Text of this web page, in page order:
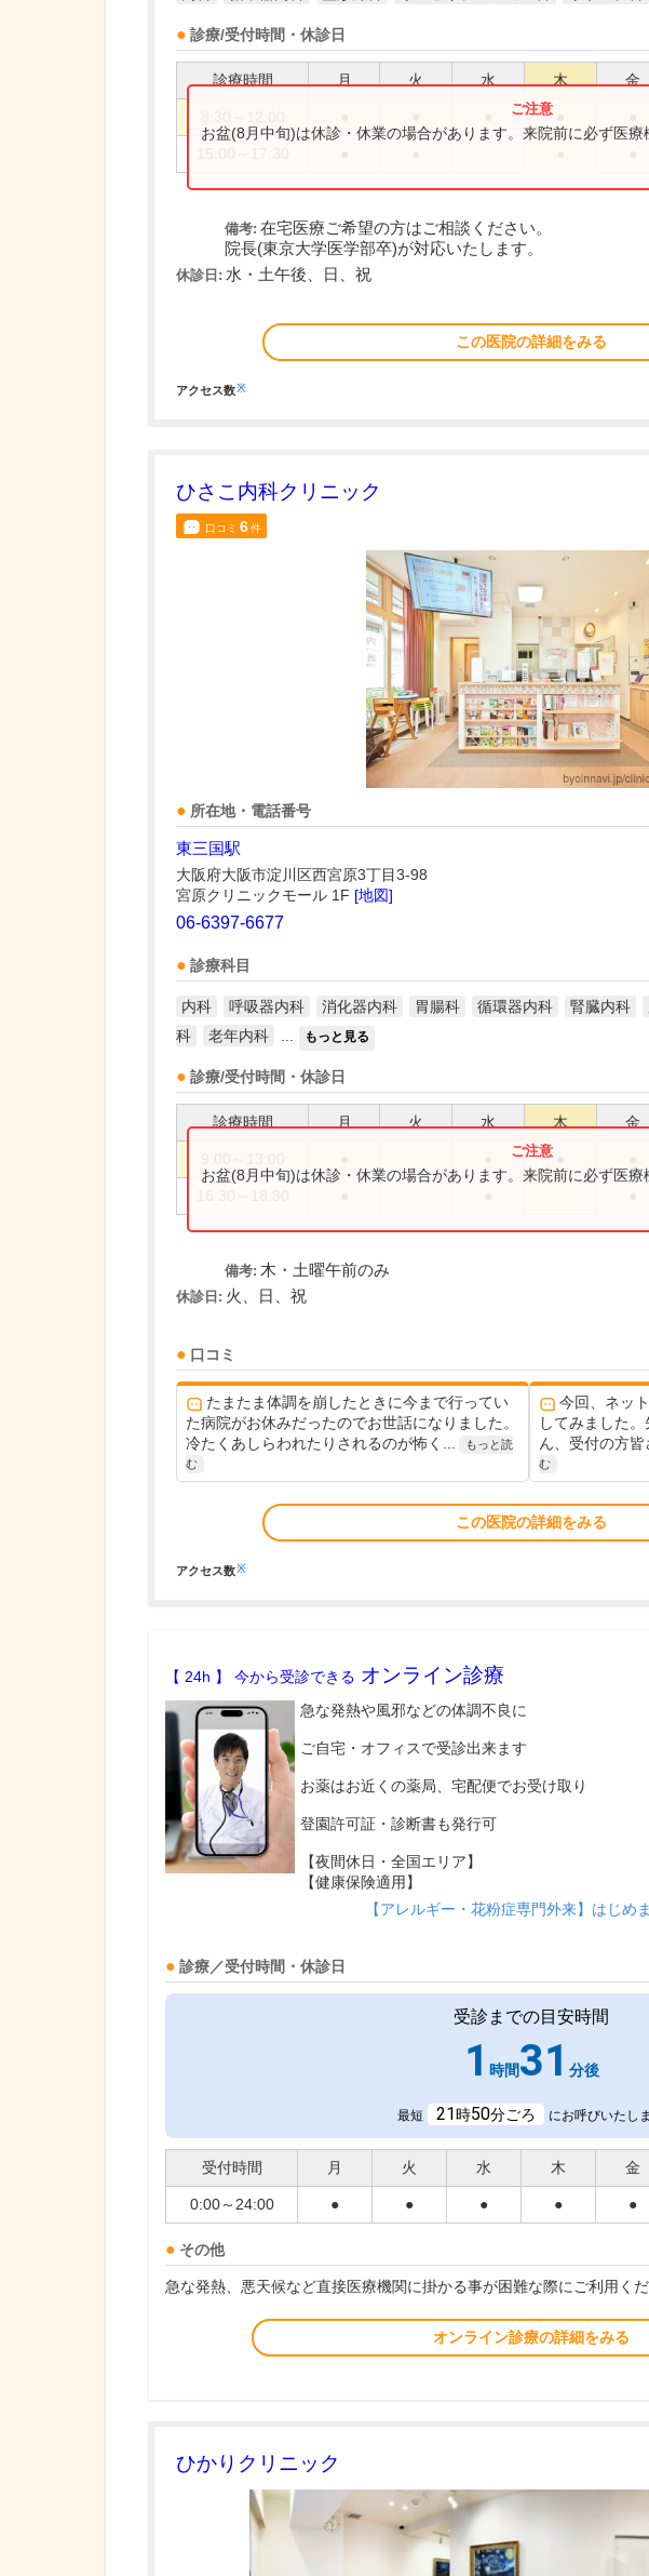
診療/受付時間・休診日
診療時間 月 火 水 木 金
お盆(8月中旬)は休診・休業の場合があります。来院前に必ず医療
備考: 在宅医療ご希望の方はご相談ください。
院長(東京大学医学部卒)が対応いたします。
休診日: 水・土午後、日、祝
この医院の詳細をみる
アクセス数※
ひさこ内科クリニック
口コミ 6件
所在地・電話番号
東三国駅
大阪府大阪市淀川区西宮原3丁目3-98
宮原クリニックモール 1F [地図]
06-6397-6677
診療科目
内科 呼吸器内科 消化器内科 胃腸科 循環器内科 腎臓内科
科
老年内科 もっと見る
診療/受付時間・休診日
診療時間 月 火 水 木 金
お盆(8月中旬)は休診・休業の場合があります。来院前に必ず医療
備考: 木・土曜午前のみ
休診日: 火、日、祝
口コミ
たまたま体調を崩したときに今まで行ってい
た病院がお休みだったのでお世話になりました。
冷たくあしらわれたりされるのが怖く...
もっと読
む
今回、ネッ
してみました
ん、受付の方皆
む
この医院の詳細をみる
アクセス数※
【 24h 】 今から受診できる オンライン診療
急な発熱や風邪などの体調不良に
ご自宅・オフィスで受診出来ます
お薬はお近くの薬局、宅配便でお受け取り
登園許可証・診断書も発行可
【夜間休日・全国エリア】
【健康保険適用】
【アレルギー・花粉症専門外来】はじめ
診療／受付時間・休診日
受診までの目安時間
1 時間31 分後
最短 21時50分ごろ にお呼びいたし
受付時間 月 火 水 木 金
0:00～24:00 ● ● ● ● ●
その他
急な発熱、悪天候など直接医療機関に掛かる事が困難な際にご利用く
オンライン診療の詳細をみる
ひかりクリニック